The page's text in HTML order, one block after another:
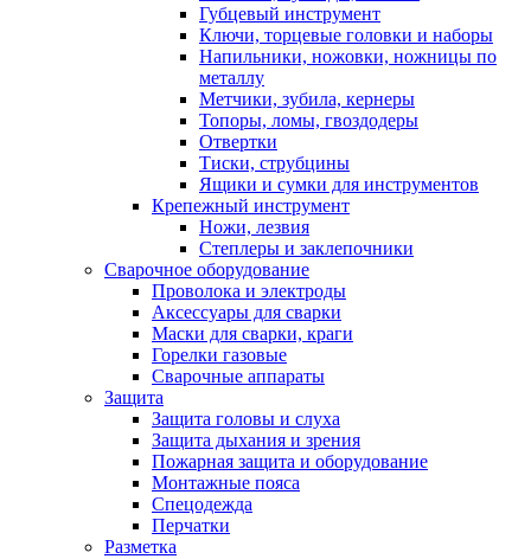
Губцевый инструмент
Ключи, торцевые головки и наборы
Напильники, ножовки, ножницы по
металлу
Метчики, зубила, кернеры
Топоры, ломы, гвоздодеры
Отвертки
Тиски, струбцины
Ящики и сумки для инструментов
Крепежный инструмент
Ножи, лезвия
Степлеры и заклепочники
Сварочное оборудование
Проволока и электроды
Аксессуары для сварки
Маски для сварки, краги
Горелки газовые
Сварочные аппараты
Защита
Защита головы и слуха
Защита дыхания и зрения
Пожарная защита и оборудование
Монтажные пояса
Спецодежда
Перчатки
Разметка